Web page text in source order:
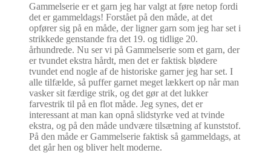
Gammelserie er et garn jeg har valgt at føre netop fordi
det er gammeldags! Forstået på den måde, at det
opfører sig på en måde, der ligner garn som jeg har set i
strikkede genstande fra det 19. og tidlige 20.
århundrede. Nu ser vi på Gammelserie som et garn, der
er tvundet ekstra hårdt, men det er faktisk blødere
tvundet end nogle af de historiske garner jeg har set. I
alle tilfælde, så puffer garnet meget lækkert op når man
vasker sit færdige strik, og det gør at det lukker
farvestrik til på en flot måde. Jeg synes, det er
interessant at man kan opnå slidstyrke ved at tvinde
ekstra, og på den måde undvære tilsætning af kunststof.
På den måde er Gammelserie faktisk så gammeldags, at
det går hen og bliver helt moderne.